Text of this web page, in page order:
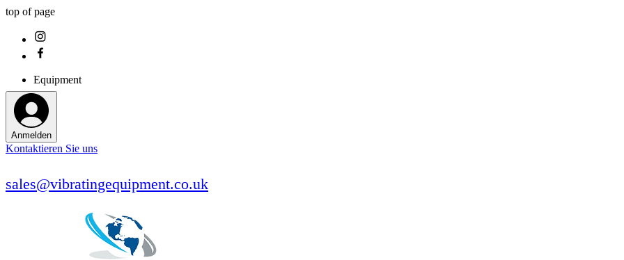
top of page
Equipment
Anmelden
Kontaktieren Sie uns
sales@vibratingequipment.co.uk